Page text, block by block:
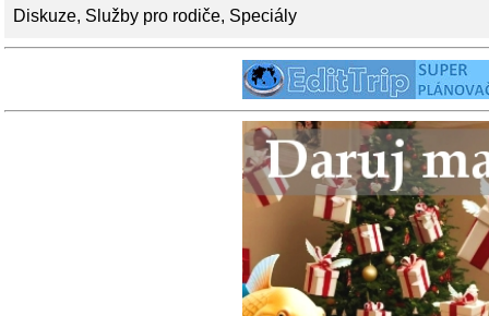
Diskuze, Služby pro rodiče, Speciály